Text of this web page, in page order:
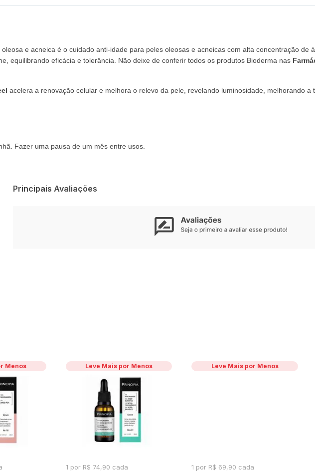
e acneica é o cuidado anti-idade para peles oleosas e acneicas com alta concentração de
equilibrando eficácia e tolerância. Não deixe de conferir todos os produtos Bioderma nas
acelera a renovação celular e melhora o relevo da pele, revelando luminosidade, melhorando a
Fazer uma pausa de um mês entre usos.
Principais Avaliações
Menos Leve Mais por Menos
1 por R$ 74,90 cada
Leve Mais por Menos
1 por R$ 69,90 cada